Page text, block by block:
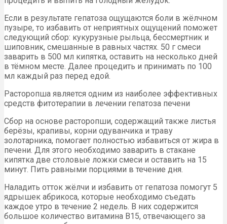
Если в результате гепатоза ощущаются боли в жёлчном
пузыре, то избавить от неприятных ощущений поможет
следующий сбор: кукурузные рыльца, бессмертник и
шиповник, смешанные в равных частях. 50 г смеси
заварить в 500 мл кипятка, оставить на несколько дней
в тёмном месте. Далее процедить и принимать по 100
мл каждый раз перед едой.
Расторопша является одним из наиболее эффективных
средств фитотерапии в лечении гепатоза печени
Сбор на основе расторопши, содержащий также листья
берёзы, крапивы, корни одуванчика и траву
золотарника, помогает полностью избавиться от жира в
печени. Для этого необходимо заварить в стакане
кипятка две столовые ложки смеси и оставить на 15
минут. Пить равными порциями в течение дня.
Наладить отток жёлчи и избавить от гепатоза помогут 5
ядрышек абрикоса, которые необходимо съедать
каждое утро в течение 2 недель. В них содержится
большое количество витамина В15, отвечающего за